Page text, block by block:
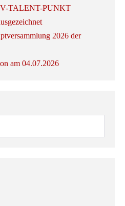
TALENT-PUNKT
2026 der
am 04.07.2026